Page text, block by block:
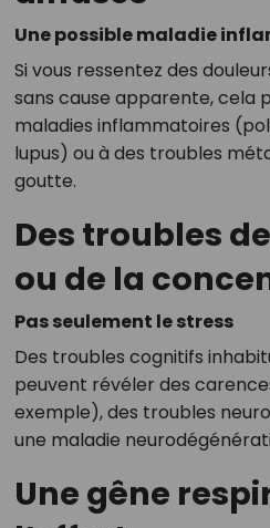
Une possible maladie
Si vous ressentez des
sans cause apparente, cela
maladies inflammatoires
lupus) ou à des troubles
goutte.
Des troubles
ou de la
Pas seulement le stress
Des troubles cognitifs
peuvent révéler des
exemple), des troubles
une maladie
Une gêne